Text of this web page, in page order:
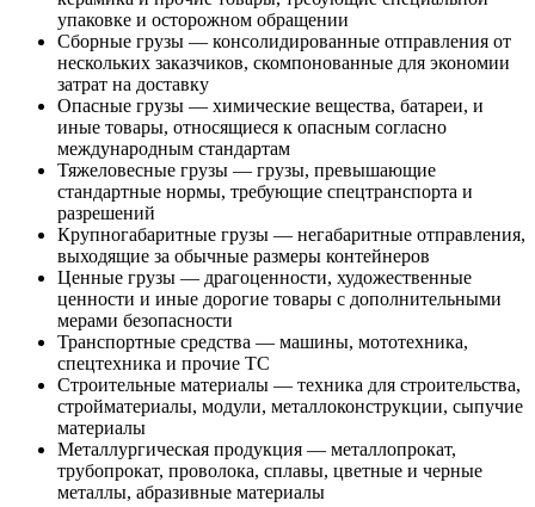
упаковке и осторожном обращении
Сборные грузы — консолидированные отправления от
нескольких заказчиков, скомпонованные для экономии
затрат на доставку
Опасные грузы — химические вещества, батареи, и
иные товары, относящиеся к опасным согласно
международным стандартам
Тяжеловесные грузы — грузы, превышающие
стандартные нормы, требующие спецтранспорта и
разрешений
Крупногабаритные грузы — негабаритные отправления,
выходящие за обычные размеры контейнеров
Ценные грузы — драгоценности, художественные
ценности и иные дорогие товары с дополнительными
мерами безопасности
Транспортные средства — машины, мототехника,
спецтехника и прочие ТС
Строительные материалы — техника для строительства,
стройматериалы, модули, металлоконструкции, сыпучие
материалы
Металлургическая продукция — металлопрокат,
трубопрокат, проволока, сплавы, цветные и черные
металлы, абразивные материалы